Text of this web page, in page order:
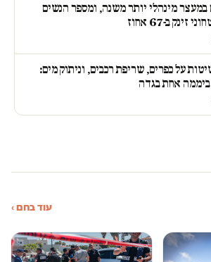
במעצר מינהלי יותר משנה, ומספר הנשים
ב-67 אחוז
על כפרים, שריפת רכבים, וניתוק מים:
עוד בחם ›